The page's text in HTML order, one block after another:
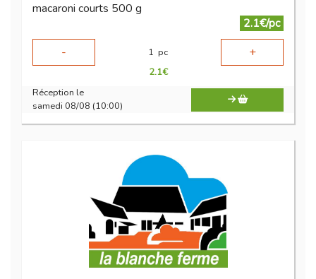
macaroni courts 500 g
2.1€/pc
-
1 pc +
2.1€
Réception le
samedi 08/08 (10:00)